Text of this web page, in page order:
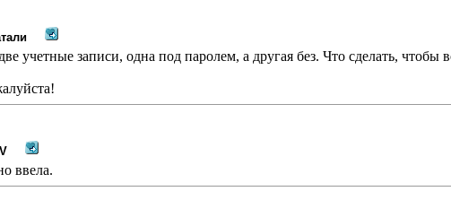
учетные записи, одна под паролем, а другая без. Что сделать, чтобы
ввела.